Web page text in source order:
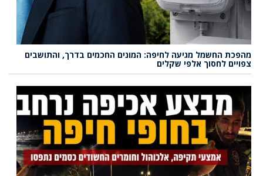
מהפכת החשמל מגיעה לחיפה: המונים החכמים בדרך, והתושבים
צפויים לחסוך אלפי שקלים